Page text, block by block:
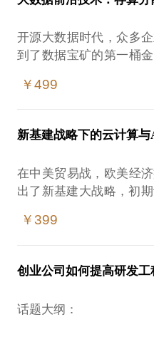
开源大数据时代，众多
到了数据宝矿的第一桶
梦，开发优化技术门槛
如今云原生大数据时代
平台所面临的诸多难题
步融合，湖仓一体的新
数据的科学探查与价值挖
保持对各类计算引擎的
本话题将以阿里云云原
构建您的企业级大数据
￥499
新基建战略下的云计算
在中美贸易战，欧美经
出了新基建大战略，初
设。
作为普通劳动者、创业
们，如何正确理解新基
的技术、商业趋势，是至
￥399
创业公司如何提高研发工
话题大纲：